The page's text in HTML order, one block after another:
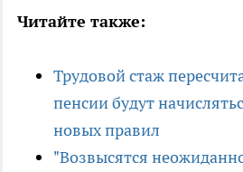
Читайте также:
Трудовой стаж
пенсии будут
новых правил
"Возвысятся